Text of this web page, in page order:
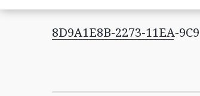
8D9A1E8B-2273-11EA-